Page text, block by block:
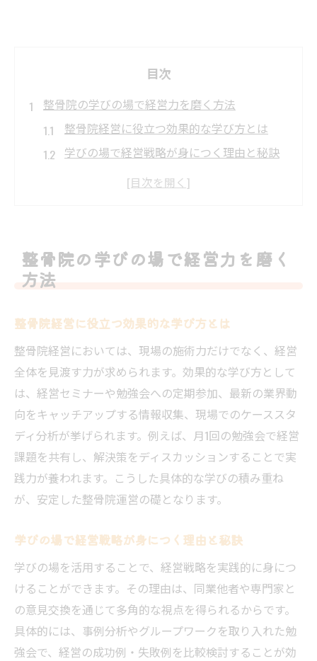
目次
整骨院の学びの場で経営力を磨く方法
整骨院経営に役立つ効果的な学び方とは
学びの場で経営戦略が身につく理由と秘訣
柔道整復師の勉強会で得る最新経営ノウハ
成功する整骨院が実践する学びの継続方法
柔道整復師が集う学びの場で得られる気づき
整骨院現場で生かせる学びの場の体験談
柔道整復師会館で交流から広がる新たな知
勉強会参加が整骨院の専門力を高める理由
整骨院運営に役立つ他院の実例と気づき
学びから得た患者満足度向上のヒント
接骨師会で深まる整骨院経営の視点
経営や資格取得を目指すなら学びの場が鍵
整骨院資格取得を支える効果的な学び方
経営力向上に必要な学びの場活用法とは
継続した学びが資格と経営力を両立させる
整骨院経営で役立つ学びの実践ポイント
施術技術と経営力を高める整骨院の学び方
整骨院の学びの場で経営力を磨く
方法
整骨院経営に役立つ効果的な学び方とは
整骨院経営においては、現場の施術力だけでなく、経営
全体を見渡す力が求められます。効果的な学び方として
は、経営セミナーや勉強会への定期参加、最新の業界動
向をキャッチアップする情報収集、現場でのケーススタ
ディ分析が挙げられます。例えば、月1回の勉強会で経営
課題を共有し、解決策をディスカッションすることで実
践力が養われます。こうした具体的な学びの積み重ね
が、安定した整骨院運営の礎となります。
学びの場で経営戦略が身につく理由と秘訣
学びの場を活用することで、経営戦略を実践的に身につ
けることができます。その理由は、同業他者や専門家と
の意見交換を通じて多角的な視点を得られるからです。
具体的には、事例分析やグループワークを取り入れた勉
強会で、経営の成功例・失敗例を比較検討することが効